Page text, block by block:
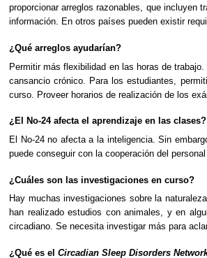
proporcionar arreglos razonables, que incluyen
información. En otros países pueden existir
¿Qué arreglos ayudarían?
Permitir más flexibilidad en las horas de
cansancio crónico. Para los estudiantes,
curso. Proveer horarios de realización de los
¿El No-24 afecta el aprendizaje en las clases?
El No-24 no afecta a la inteligencia. Sin
puede conseguir con la cooperación del
¿Cuáles son las investigaciones en curso?
Hay muchas investigaciones sobre la
han realizado estudios con animales, y en
circadiano. Se necesita investigar más para
¿Qué es elCircadian Sleep Disorders